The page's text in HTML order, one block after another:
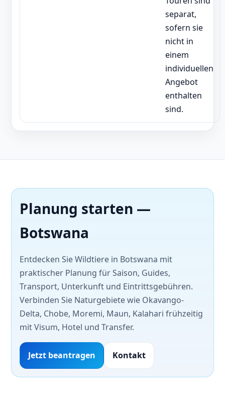
separat,
sofern sie
nicht in
einem
individuellen
Angebot
enthalten
sind.
Planung starten —
Botswana
Entdecken Sie Wildtiere in Botswana mit
praktischer Planung für Saison, Guides,
Transport, Unterkunft und Eintrittsgebühren.
Verbinden Sie Naturgebiete wie Okavango-
Delta, Chobe, Moremi, Maun, Kalahari frühzeitig
mit Visum, Hotel und Transfer.
Jetzt beantragen Kontakt